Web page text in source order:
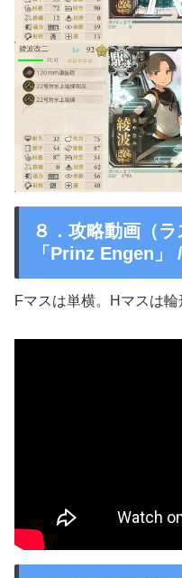
８．攻略動画（
「Prinz Engen」
Fマスは単横。Hマスは輪